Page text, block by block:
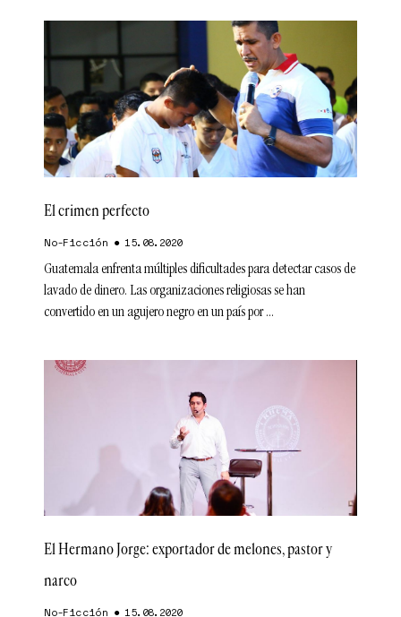
El crimen perfecto
No-Ficción 15.08.2020
Guatemala enfrenta múltiples dificultades para detectar casos de
lavado de dinero. Las organizaciones religiosas se han
convertido en un agujero negro en un país por
El Hermano Jorge: exportador de melones, pastor y
narco
No-Ficción 15.08.2020